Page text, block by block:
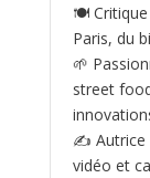
🍽️ Critique
Paris, du
🌱
street
✍️ Autrice
vidéo et